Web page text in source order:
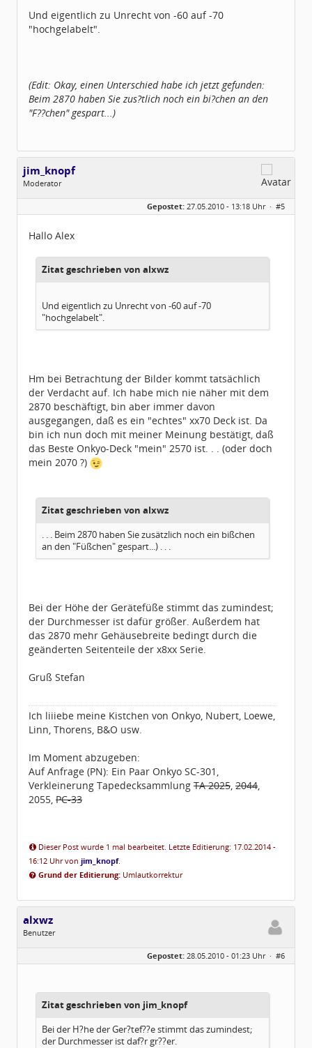
Und eigentlich zu Unrecht von -60 auf -70
"hochgelabelt".
(Edit: Okay, einen Unterschied habe ich jetzt gefunden:
Beim 2870 haben Sie zus?tlich noch ein bi?chen an den
"F??chen" gespart...)
jim_knopf
Moderator
Geschlecht:
keine Angabe
Beiträge:
1031
Gepostet: 27.05.2010 - 13:18 Uhr · #5
Hallo Alex
Zitat geschrieben von alxwz
Und eigentlich zu Unrecht von -60 auf -70
"hochgelabelt".
Hm bei Betrachtung der Bilder kommt tatsächlich
der Verdacht auf. Ich habe mich nie näher mit dem
2870 beschäftigt, bin aber immer davon
ausgegangen, daß es ein "echtes" xx70 Deck ist. Da
bin ich nun doch mit meiner Meinung bestätigt, daß
das Beste Onkyo-Deck "mein" 2570 ist. . . (oder doch
mein 2070 ?)
Zitat geschrieben von alxwz
. . . Beim 2870 haben Sie zusätzlich noch ein bißchen
an den "Füßchen" gespart...) . . .
Bei der Höhe der Gerätefüße stimmt das zumindest;
der Durchmesser ist dafür größer. Außerdem hat
das 2870 mehr Gehäusebreite bedingt durch die
geänderten Seitenteile der x8xx Serie.
Gruß Stefan
Ich liiiebe meine Kistchen von Onkyo, Nubert, Loewe,
Linn, Thorens, B&O usw.
Im Moment abzugeben:
Auf Anfrage (PN): Ein Paar Onkyo SC-301,
Verkleinerung Tapedecksammlung TA 2025, 2044,
2055, PC-33
Dieser Post wurde 1 mal bearbeitet. Letzte Editierung: 17.02.2014 -
16:12 Uhr von jim_knopf.
Grund der Editierung: Umlautkorrektur
alxwz
Benutzer
Dabei seit:
04 / 2010
Gepostet: 28.05.2010 - 01:23 Uhr · #6
Zitat geschrieben von jim_knopf
Bei der H?he der Ger?tef??e stimmt das zumindest;
der Durchmesser ist daf?r gr??er.